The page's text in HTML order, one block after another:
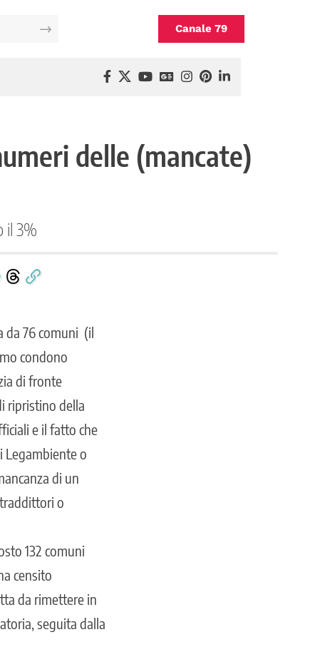
Canale 79
delle (mancate)
il 3%
da 76 comuni (il
condono
di fronte
ripristino della
e il fatto che
Legambiente o
di un
o
132 comuni
censito
da rimettere in
seguita dalla